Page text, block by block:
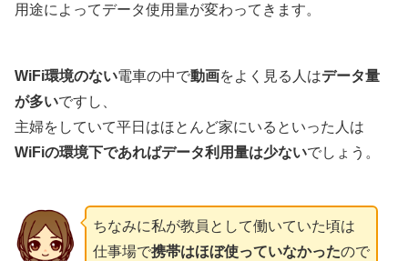
用途によってデータ使用量が変わってきます。
WiFi環境のない電車の中で動画をよく見る人はデータ量
が多いですし、
主婦をしていて平日はほとんど家にいるといった人は
WiFiの環境下であればデータ利用量は少ないでしょう。
ちなみに私が教員として働いていた頃は
仕事場で携帯はほぼ使っていなかったので